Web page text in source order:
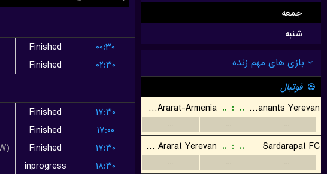
جمعه
شنبه
Finished
۰۰:۳۰
Finished
۰۲:۳۰
Finished
۱۷:۳۰
Finished
۱۷:۰۰
Finished
۱۷:۳۰
inprogress
۱۸:۳۰